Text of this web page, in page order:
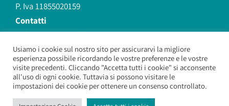
P. Iva 11855020159
Contatti
redazione@morasha.it
339 8596707
(anche Whatsapp)
Morashà – Brief Sas – Copyright 2026. All Rights Reserved.
Usiamo i cookie sul nostro sito per assicurarvi la migliore
esperienza possibile ricordando le vostre preferenze e le vostre
visite precedenti. Cliccando "Accetta tutti i cookie" si acconsente
all'uso di ogni cookie. Tuttavia si possono visitare le
impostazioni dei cookie per ottenere un consenso controllato.